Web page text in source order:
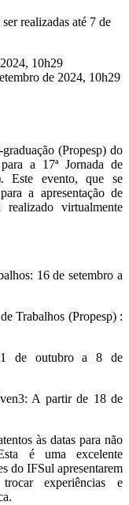
realizadas até 7 de
10h29
de 2024, 10h29
(Propesp) do
a 17ª Jornada de
Este evento, que se
a apresentação de
virtualmente
16 de setembro a
Trabalhos (Propesp) :
de outubro a 8 de
A partir de 18 de
às datas para não
é uma excelente
do IFSul apresentarem
experiências e